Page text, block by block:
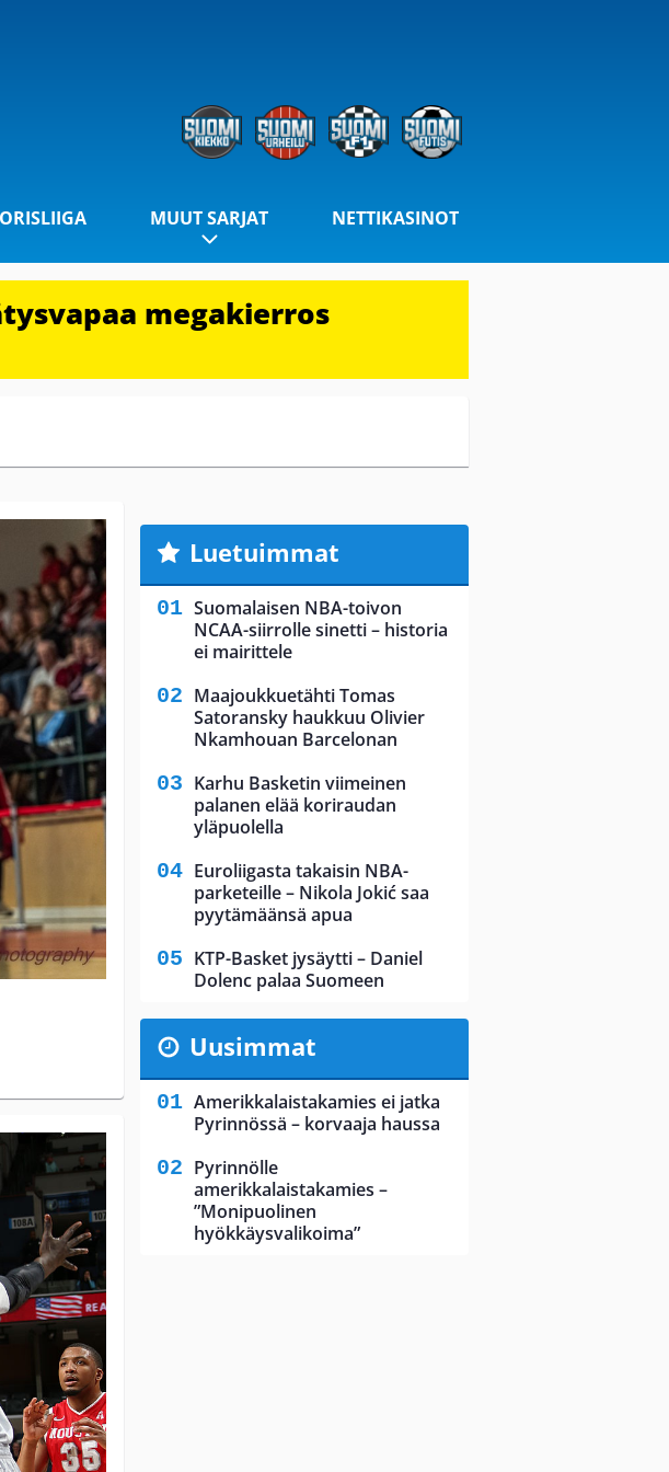
MUUT SARJAT NETTIKASINOT
megakierros
Luetuimmat
Suomalaisen NBA-toivon
NCAA-siirrolle sinetti – historia
ei mairittele
Maajoukkuetähti Tomas
Satoransky haukkuu Olivier
Nkamhouan Barcelonan
Karhu Basketin viimeinen
palanen elää koriraudan
yläpuolella
Euroliigasta takaisin NBA-
parketeille – Nikola Jokić saa
pyytämäänsä apua
KTP-Basket jysäytti – Daniel
Dolenc palaa Suomeen
Uusimmat
Amerikkalaistakamies ei jatka
Pyrinnössä – korvaaja haussa
Pyrinnölle
amerikkalaistakamies –
”Monipuolinen
hyökkäysvalikoima”